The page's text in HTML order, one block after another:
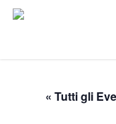
Skip
« Tutti gli